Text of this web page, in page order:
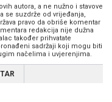
autora, a ne nužno i stavove
se suzdrže od vrijeđanja,
pravo da obriše komentar
redakcija nije dužna
također prihvatate
sadržaji koji mogu biti
načelima i uvjerenjima.